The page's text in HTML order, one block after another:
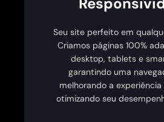
Seu site perfeito em
Criamos páginas 100%
desktop, tablets e
garantindo uma
melhorando a
otimizando seu